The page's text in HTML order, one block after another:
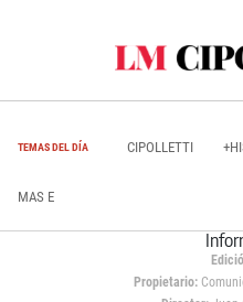
TEMAS DEL DÍA CIPOLLETTI
MAS E
Propietario: